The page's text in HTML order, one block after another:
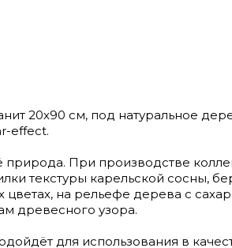
20х90 см, под натуральное
effect.
природа. При производстве
текстуры карельской сосны,
на рельефе дерева с
древесного узора.
для использования в